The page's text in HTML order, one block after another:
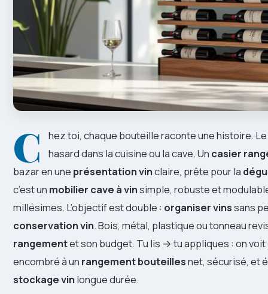
C
hez toi, chaque bouteille raconte une histoire.
hasard dans la cuisine ou la cave. Un casier
bazar en une présentation vinclaire, prête pour la
c’est un mobilier cave à vinsimple, robuste et
millésimes. L’objectif est double : organiser vinssans
conservation vin. Bois, métal, plastique ou tonneau
rangementet son budget. Tu lis → tu appliques : on
encombré à un rangement bouteillesnet, sécurisé, et
stockage vin longue durée.